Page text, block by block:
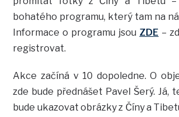
bohatého programu, který tam na
Informace o programu jsou ZDE –
registrovat.
Akce začíná v 10 dopoledne. O
zde bude přednášet Pavel Šerý. Já,
bude ukazovat obrázky z Číny a